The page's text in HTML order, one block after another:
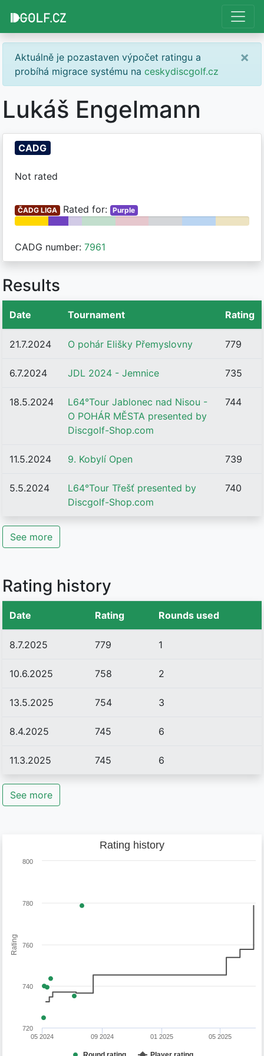
Aktuálně je pozastaven výpočet ratingu a
probíhá migrace systému na ceskydiscgolf.cz
×
Lukáš Engelmann
CADG
Not rated
ČADG LIGA Rated for: Purple
CADG number: 7961
Results
Date Tournament Rating
21.7.2024 O pohár Elišky Přemyslovny 779
6.7.2024 JDL 2024 - Jemnice 735
18.5.2024
L64°Tour Jablonec nad Nisou -
O POHÁR MĚSTA presented by
Discgolf-Shop.com
744
11.5.2024 9. Kobylí Open 739
5.5.2024
L64°Tour Třešť presented by
Discgolf-Shop.com
740
See more
Rating history
Date Rating Rounds used
8.7.2025 779 1
10.6.2025 758 2
13.5.2025 754 3
8.4.2025 745 6
11.3.2025 745 6
See more
Rating
Rating history
05 2024 09 2024 01 2025 05 2025
720
740
760
780
800